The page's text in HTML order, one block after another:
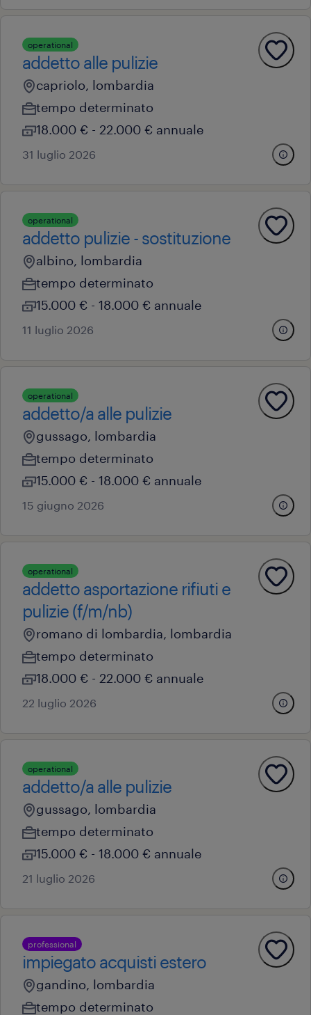
operational
addetto alle pulizie
capriolo, lombardia
tempo determinato
18.000 € - 22.000 € annuale
31 luglio 2026
operational
addetto pulizie - sostituzione
albino, lombardia
tempo determinato
15.000 € - 18.000 € annuale
11 luglio 2026
operational
addetto/a alle pulizie
gussago, lombardia
tempo determinato
15.000 € - 18.000 € annuale
15 giugno 2026
operational
addetto asportazione rifiuti e
pulizie (f/m/nb)
romano di lombardia, lombardia
tempo determinato
18.000 € - 22.000 € annuale
22 luglio 2026
operational
addetto/a alle pulizie
gussago, lombardia
tempo determinato
15.000 € - 18.000 € annuale
21 luglio 2026
professional
impiegato acquisti estero
gandino, lombardia
tempo determinato